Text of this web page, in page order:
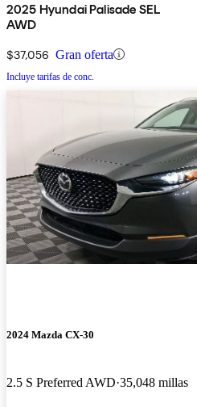
2025 Hyundai Palisade SEL
AWD
$37,056 Gran oferta
Incluye tarifas de conc.
2024 Mazda CX-30
2.5 S Preferred AWD 35,048 millas